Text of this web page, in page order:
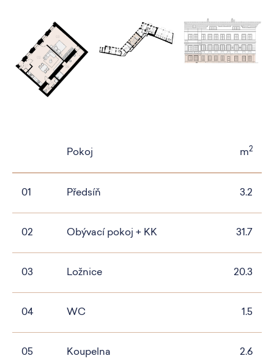
Pokoj m2
01 Předsíň 3.2
02 Obývací pokoj + KK 31.7
03 Ložnice 20.3
04 WC 1.5
05 Koupelna 2.6